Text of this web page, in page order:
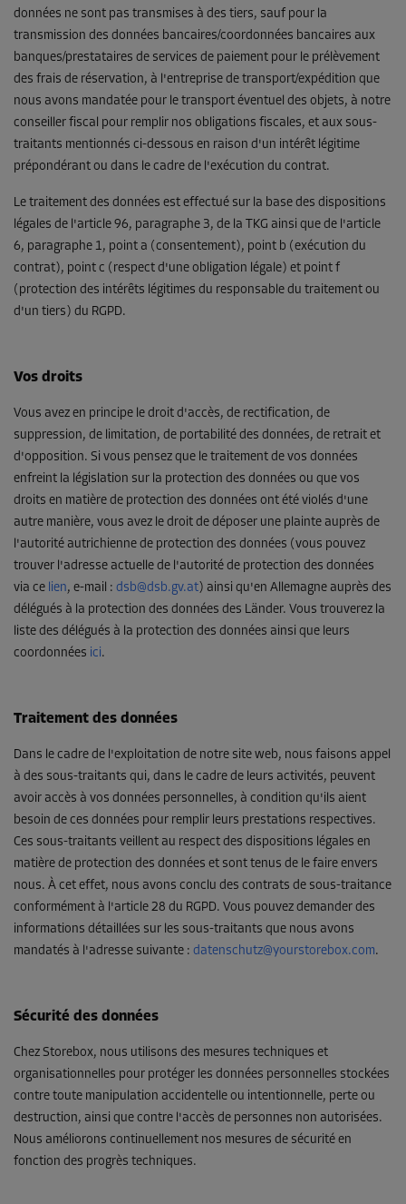
données ne sont pas transmises à des tiers, sauf pour la
transmission des données bancaires/coordonnées bancaires aux
banques/prestataires de services de paiement pour le prélèvement
des frais de réservation, à l'entreprise de transport/expédition que
nous avons mandatée pour le transport éventuel des objets, à notre
conseiller fiscal pour remplir nos obligations fiscales, et aux sous-
traitants mentionnés ci-dessous en raison d'un intérêt légitime
prépondérant ou dans le cadre de l'exécution du contrat.
Le traitement des données est effectué sur la base des dispositions
légales de l'article 96, paragraphe 3, de la TKG ainsi que de l'article
6, paragraphe 1, point a (consentement), point b (exécution du
contrat), point c (respect d'une obligation légale) et point f
(protection des intérêts légitimes du responsable du traitement ou
d'un tiers) du RGPD.
Vos droits
Vous avez en principe le droit d'accès, de rectification, de
suppression, de limitation, de portabilité des données, de retrait et
d'opposition. Si vous pensez que le traitement de vos données
enfreint la législation sur la protection des données ou que vos
droits en matière de protection des données ont été violés d'une
autre manière, vous avez le droit de déposer une plainte auprès de
l'autorité autrichienne de protection des données (vous pouvez
trouver l'adresse actuelle de l'autorité de protection des données
via ce lien, e-mail : dsb@dsb.gv.at) ainsi qu'en Allemagne auprès des
délégués à la protection des données des Länder. Vous trouverez la
liste des délégués à la protection des données ainsi que leurs
coordonnées ici.
Traitement des données
Dans le cadre de l'exploitation de notre site web, nous faisons appel
à des sous-traitants qui, dans le cadre de leurs activités, peuvent
avoir accès à vos données personnelles, à condition qu'ils aient
besoin de ces données pour remplir leurs prestations respectives.
Ces sous-traitants veillent au respect des dispositions légales en
matière de protection des données et sont tenus de le faire envers
nous. À cet effet, nous avons conclu des contrats de sous-traitance
conformément à l'article 28 du RGPD. Vous pouvez demander des
informations détaillées sur les sous-traitants que nous avons
mandatés à l'adresse suivante : datenschutz@yourstorebox.com.
Sécurité des données
Chez Storebox, nous utilisons des mesures techniques et
organisationnelles pour protéger les données personnelles stockées
contre toute manipulation accidentelle ou intentionnelle, perte ou
destruction, ainsi que contre l'accès de personnes non autorisées.
Nous améliorons continuellement nos mesures de sécurité en
fonction des progrès techniques.